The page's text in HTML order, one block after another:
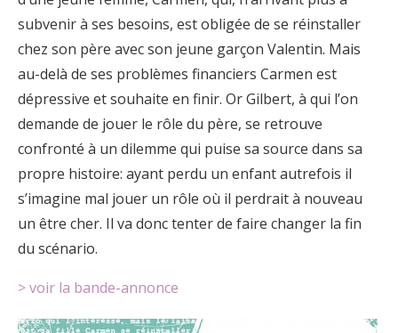
subvenir à ses besoins, est obligée de se réinstaller
chez son père avec son jeune garçon Valentin. Mais
au-delà de ses problèmes financiers Carmen est
dépressive et souhaite en finir. Or Gilbert, à qui l’on
demande de jouer le rôle du père, se retrouve
confronté à un dilemme qui puise sa source dans sa
propre histoire: ayant perdu un enfant autrefois il
s’imagine mal jouer un rôle où il perdrait à nouveau
un être cher. Il va donc tenter de faire changer la fin
du scénario.
> voir la bande-annonce